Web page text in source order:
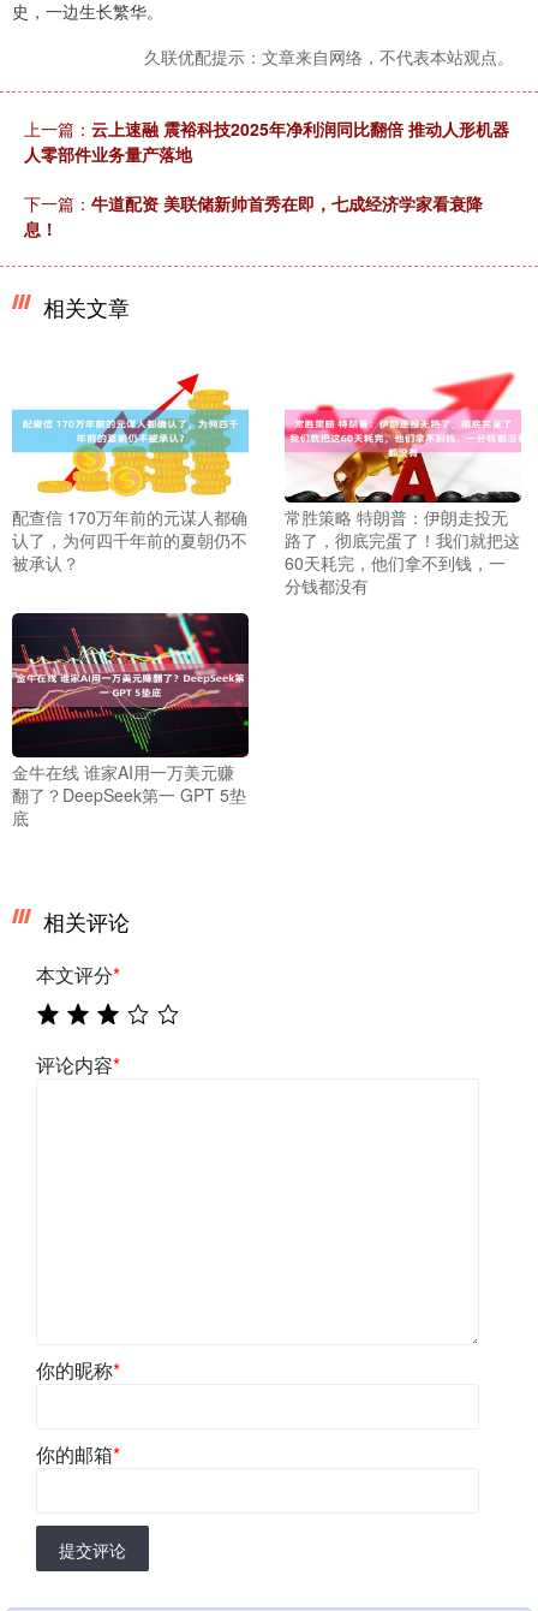
史，一边生长繁华。
久联优配提示：文章来自网络，不代表本站观点。
上一篇： 云上速融 震裕科技2025年净利润同比翻倍 推动人形机器
人零部件业务量产落地
下一篇： 牛道配资 美联储新帅首秀在即，七成经济学家看衰降
息！
相关文章
配查信 170万年前的元谋人都确
认了，为何四千年前的夏朝仍不
被承认？
常胜策略 特朗普：伊朗走投无
路了，彻底完蛋了！我们就把这
60天耗完，他们拿不到钱，一
分钱都没有
金牛在线 谁家AI用一万美元赚
翻了？DeepSeek第一 GPT 5垫
底
相关评论
本文评分*
评论内容*
你的昵称*
你的邮箱*
提交评论